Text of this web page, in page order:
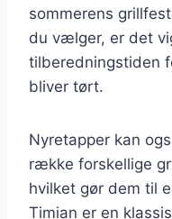
sommerens
du vælger, er det
tilberedningstiden
bliver tørt.
Nyretapper kan
række forskellige
hvilket gør dem til
Timian er en